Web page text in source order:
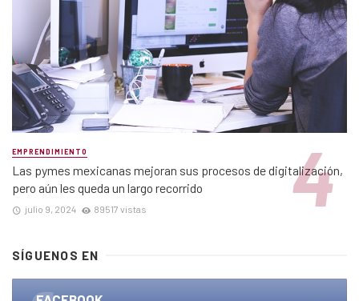
EMPRENDIMIENTO
Las pymes mexicanas mejoran sus procesos de digitalización,
pero aún les queda un largo recorrido
julio 9, 2024 89517 vistas
SÍGUENOS EN